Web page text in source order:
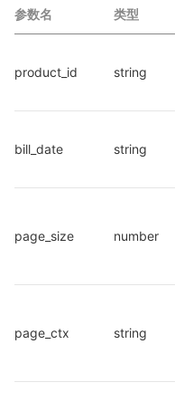
参数名 类型
product_id string
bill_date string
page_size number
page_ctx string